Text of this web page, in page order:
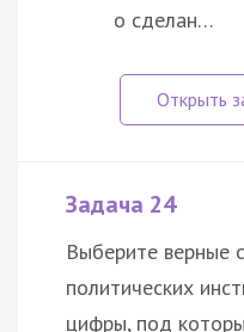
о сделан…
Задача 24
Выберите верные
политических
цифры, под